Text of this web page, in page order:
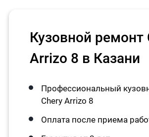
Кузовной ремонт
Arrizo 8 в Казани
Профессиональный
Chery Arrizo 8
Оплата после приема